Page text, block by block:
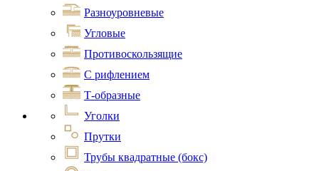
Разноуровневые
Угловые
Противоскользящие
С рифлением
Т-образные
Уголки
Прутки
Трубы квадратные (бокс)